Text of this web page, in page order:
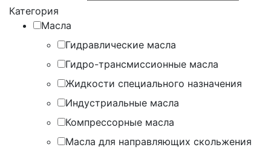
Категория
Масла
Гидравлические масла
Гидро-трансмиссионные масла
Жидкости специального назначения
Индустриальные масла
Компрессорные масла
Масла для направляющих скольжения